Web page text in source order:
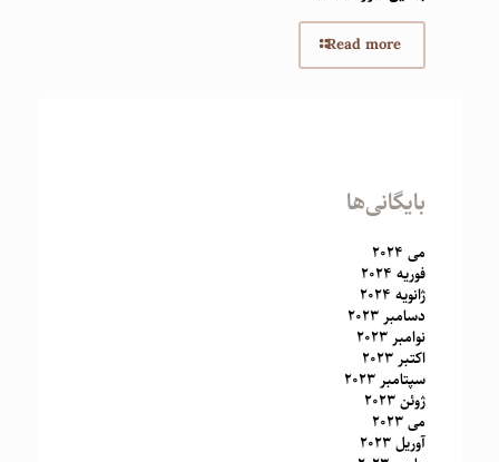
Read more
بایگانی‌ها
می 2024
فوریه 2024
ژانویه 2024
دسامبر 2023
نوامبر 2023
اکتبر 2023
سپتامبر 2023
ژوئن 2023
می 2023
آوریل 2023